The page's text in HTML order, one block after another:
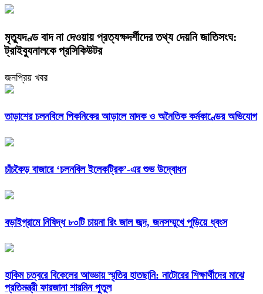
মৃত্যুদণ্ড বাদ না দেওয়ায় প্রত্যক্ষদর্শীদের তথ্য দেয়নি জাতিসংঘ:
ট্রাইব্যুনালকে প্রসিকিউটর
জনপ্রিয় খবর
তাড়াশের চলনবিলে পিকনিকের আড়ালে মাদক ও অনৈতিক কর্মকাণ্ডের অভিযোগ
চাঁচকৈড় বাজারে ‘চলনবিল ইলেকট্রিক’-এর শুভ উদ্বোধন
বড়াইগ্রামে নিষিদ্ধ ৮০টি চায়না রিং জাল জব্দ, জনসম্মুখে পুড়িয়ে ধ্বংস
হাকিম চত্বরে বিকেলের আড্ডায় স্মৃতির হাতছানি: নাটোরের শিক্ষার্থীদের মাঝে
প্রতিমন্ত্রী ফারজানা শারমিন পুতুল